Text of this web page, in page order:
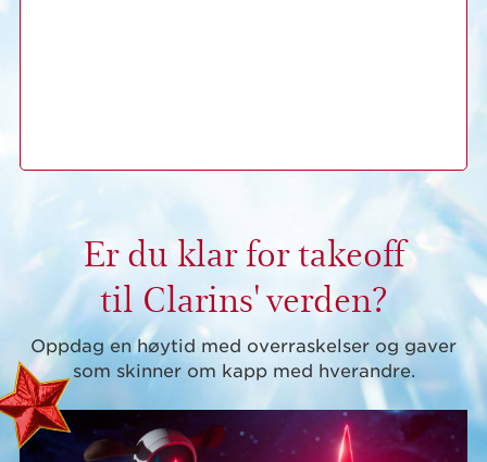
Er du klar for takeoff
til Clarins' verden?
Oppdag en høytid med overraskelser og gaver
som skinner om kapp med hverandre.